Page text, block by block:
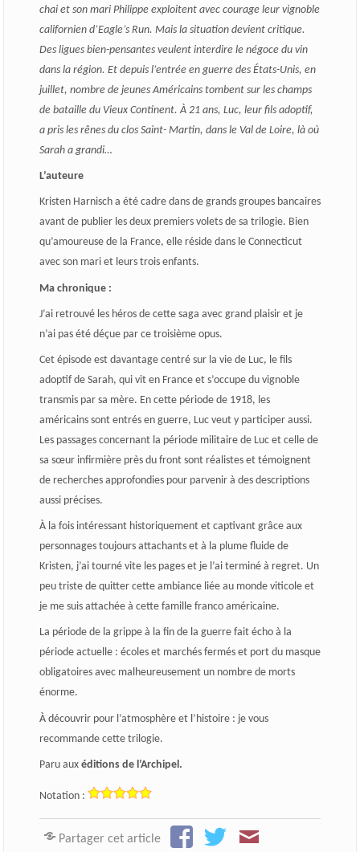
chai et son mari Philippe exploitent avec courage leur vignoble
californien d’Eagle’s Run. Mais la situation devient critique.
Des ligues bien-pensantes veulent interdire le négoce du vin
dans la région. Et depuis l’entrée en guerre des États-Unis, en
juillet, nombre de jeunes Américains tombent sur les champs
de bataille du Vieux Continent. À 21 ans, Luc, leur fils adoptif,
a pris les rênes du clos Saint- Martin, dans le Val de Loire, là où
Sarah a grandi…
L’auteure
Kristen Harnisch a été cadre dans de grands groupes bancaires
avant de publier les deux premiers volets de sa trilogie. Bien
qu’amoureuse de la France, elle réside dans le Connecticut
avec son mari et leurs trois enfants.
Ma chronique :
J’ai retrouvé les héros de cette saga avec grand plaisir et je
n’ai pas été déçue par ce troisième opus.
Cet épisode est davantage centré sur la vie de Luc, le fils
adoptif de Sarah, qui vit en France et s’occupe du vignoble
transmis par sa mère. En cette période de 1918, les
américains sont entrés en guerre, Luc veut y participer aussi.
Les passages concernant la période militaire de Luc et celle de
sa sœur infirmière près du front sont réalistes et témoignent
de recherches approfondies pour parvenir à des descriptions
aussi précises.
À la fois intéressant historiquement et captivant grâce aux
personnages toujours attachants et à la plume fluide de
Kristen, j’ai tourné vite les pages et je l’ai terminé à regret. Un
peu triste de quitter cette ambiance liée au monde viticole et
je me suis attachée à cette famille franco américaine.
La période de la grippe à la fin de la guerre fait écho à la
période actuelle : écoles et marchés fermés et port du masque
obligatoires avec malheureusement un nombre de morts
énorme.
À découvrir pour l’atmosphère et l’histoire : je vous
recommande cette trilogie.
Paru aux éditions de l’Archipel.
Notation :
Partager cet article